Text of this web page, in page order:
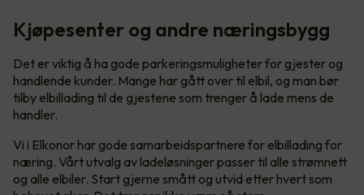
Kjøpesenter og andre næringsbygg
Det er viktig å ha gode parkeringsmuligheter for gjester og
handlende kunder. Mange har gått over til elbil, og man bør
tilby elbillading til de gjestene som trenger å lade mens de
handler.
Vi i Elkonor har gode samarbeidspartnere for elbillading for
næring. Vårt utvalg av ladeløsninger passer til alle strømnett
og alle elbiler. Start gjerne smått og utvid etter hvert som